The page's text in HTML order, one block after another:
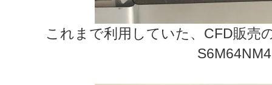
これまで利用していた、CFD販売